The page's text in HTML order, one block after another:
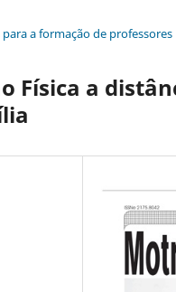
a formação de professores
Física a